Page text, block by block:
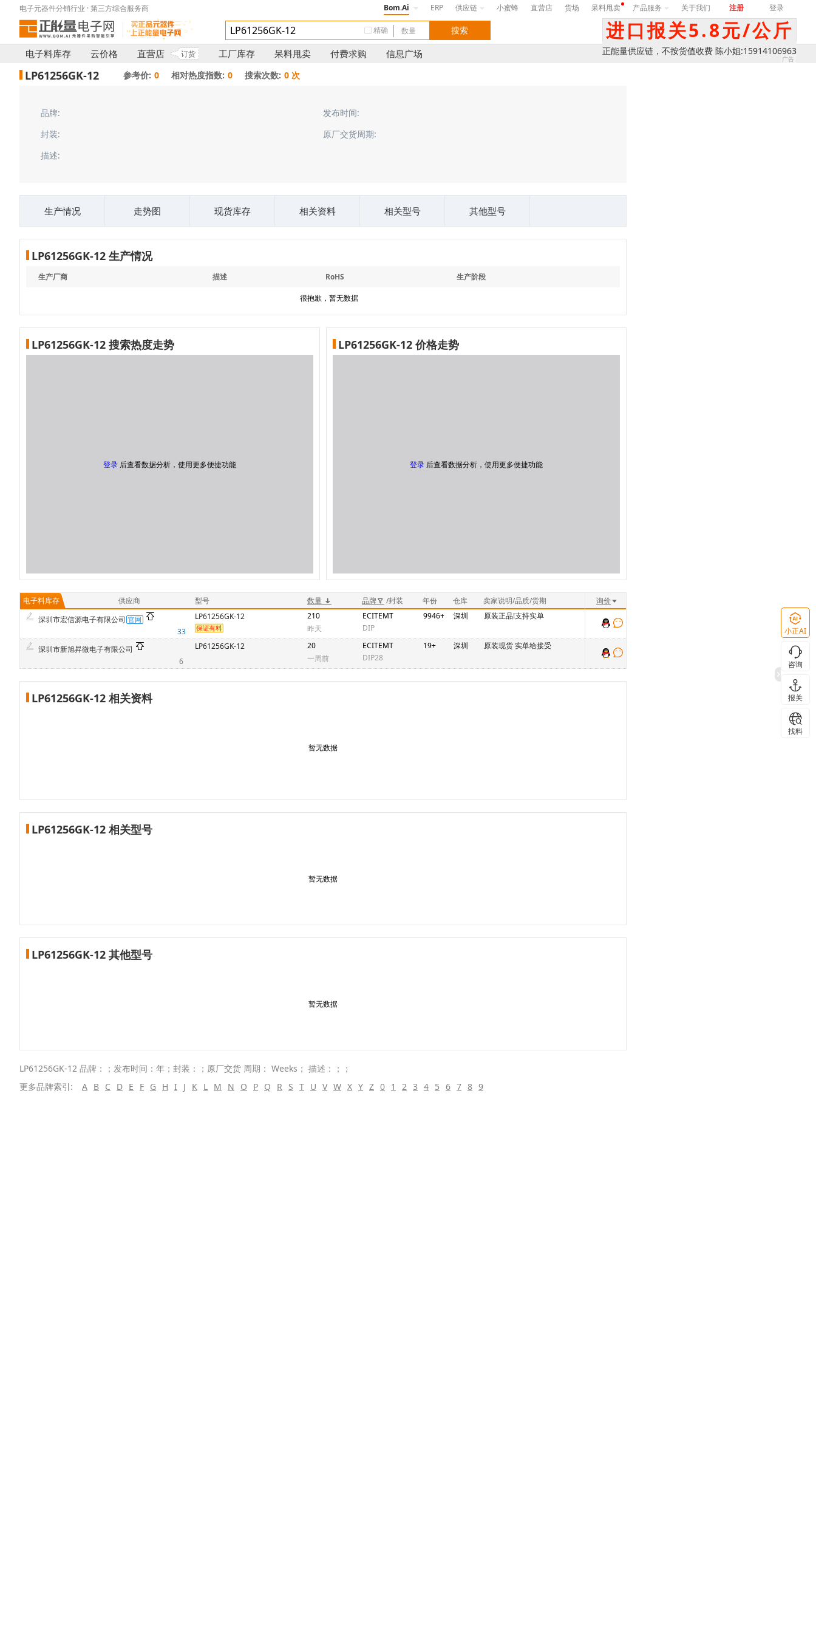
电子元器件分销行业 · 第三方综合服务商 Bom.Ai ERP 供应链 小蜜蜂 直营店 货场 呆料甩卖 产品服务 关于我们 注册 登录
精确 进口报关5.8元/公斤
正能量供应链，不按货值收费 陈小姐:15914106963
电子料库存 云价格 直营店 订货 工厂库存 呆料甩卖 付费求购 信息广场
LP61256GK-12 参考价: 0 相对热度指数: 0 搜索次数: 0 次
品牌:
发布时间:
封装:
原厂交货周期:
描述:
生产情况 走势图 现货库存 相关资料 相关型号 其他型号
LP61256GK-12 生产情况
生产厂商 描述 RoHS 生产阶段
很抱歉，暂无数据
LP61256GK-12 搜索热度走势
登录 后查看数据分析，使用更多便捷功能
LP61256GK-12 价格走势
登录 后查看数据分析，使用更多便捷功能
电子料库存 供应商 型号 数量 品牌 /封装 年份 仓库 卖家说明/品质/货期
询价
深圳市宏信源电子有限公司
33
LP61256GK-12
210
昨天
ECITEMT
DIP
9946+ 深圳 原装正品!支持实单
深圳市新旭昇微电子有限公司
6
LP61256GK-12
20
一周前
ECITEMT
DIP28
19+ 深圳 原装现货 实单给接受
LP61256GK-12 相关资料
暂无数据
LP61256GK-12 相关型号
暂无数据
LP61256GK-12 其他型号
暂无数据
LP61256GK-12 品牌：；发布时间：年；封装：；原厂交货 周期： Weeks； 描述：；；
更多品牌索引:
A B C D E F G H I J K L M N O P Q R S T U V W X Y Z 0 1 2 3 4 5 6 7 8 9
小正AI
咨询
报关
找料